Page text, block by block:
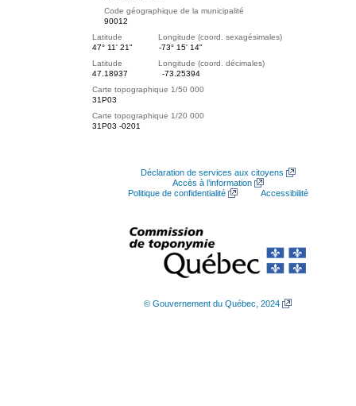
Code géographique de la municipalité
90012
Latitude Longitude (coord. sexagésimales)
47° 11' 21"
-73° 15' 14"
Latitude Longitude (coord. décimales)
47.18937
-73.25394
Carte topographique 1/50 000
31P03
Carte topographique 1/20 000
31P03 -0201
Déclaration de services aux citoyens
Accès à l’information
Politique de confidentialité
Accessibilité
© Gouvernement du Québec, 2024